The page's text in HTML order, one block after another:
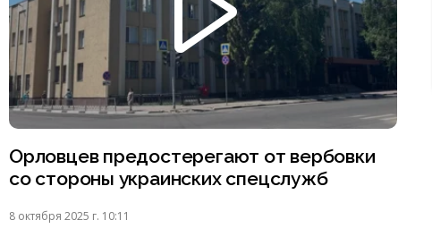
Орловцев предостерегают от вербовки
со стороны украинских спецслужб
8 октября 2025 г. 10:11